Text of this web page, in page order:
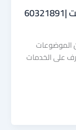
الموضوعات
على الخدمات